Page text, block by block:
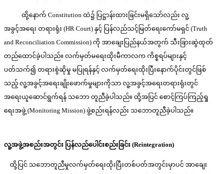
ထို့နောက် Constitution ထဲ၌ ပြဋ္ဌာန်းထားခြင်းမရှိသော်လည်း လူ့
အခွင့်အရေး တရားရုံး (HR Court) နှင့် ပြန်လည်သင့်မြတ်ရေးကော်မရှင် (Truth
and Reconciliation Commission) ကို အာချေးပြည်နယ်အတွက် သီးခြားဆွဲထုတ်
တည်ထောင်ခဲ့ပါသည်။ လက်မှတ်မရေးထိုးမီကာလက ကိစ္စရပ်များနှင့်
ပတ်သက်၍ တရားစွဲဆိုမှု မပြုရန်နှင့် လက်မှတ်ရေးထိုးပြီးနောက်ပိုင်းတွင်ဖြစ်
သည့် လူ့အခွင့်အရေးချိုးဖောက်မှုများကိုသာ လူ့အခွင့်အရေးတရားရုံးတွင်
အရေးယူဆောင်ရွက်ရန် သဘော တူညီခဲ့ပါသည်။ ထို့အပြင် စောင့်ကြပ်ကြည့်ရှု
ရေးအဖွဲ့ (Monitoring Mission) ဖွဲ့စည်းရန်လည်း သဘောတူညီခဲ့ပါသည်။
လူ့အဖွဲ့အစည်းအတွင်း ပြန်လည်ပေါင်းစည်းခြင်း (Reintegration)
ထို့ပြင် သဘောတူညီမှုလက်မှတ်ရေးထိုးပြီးတစ်ပတ်အတွင်းမှာပင် အာချေး